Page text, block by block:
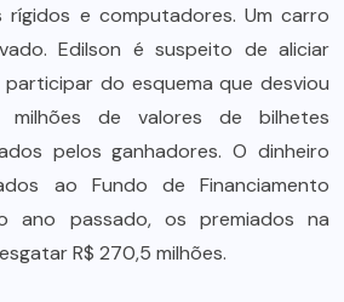
rígidos e computadores. Um carro
Edilson é suspeito de aliciar
do esquema que desviou
de valores de bilhetes
pelos ganhadores. O dinheiro
ao Fundo de Financiamento
ano passado, os premiados na
R$ 270,5 milhões.